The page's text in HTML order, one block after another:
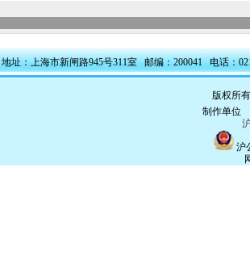
地址：上海市新闸路945号311室 邮编：200041 电话：
版权所
制作单位
沪